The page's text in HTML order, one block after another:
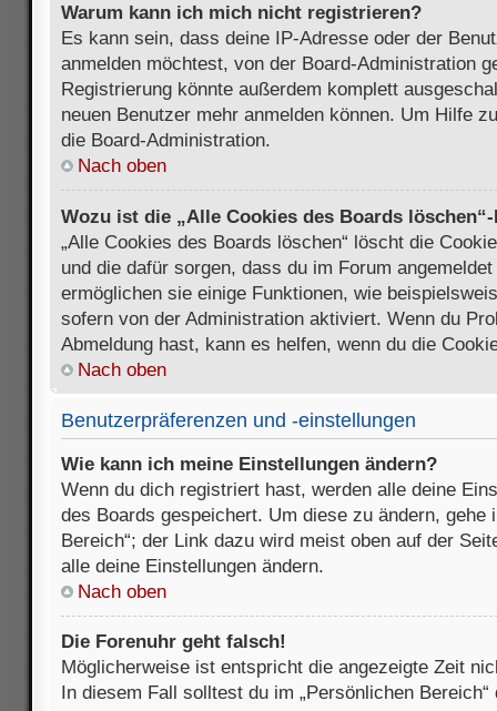
Warum kann ich mich nicht registrieren?
Es kann sein, dass deine IP-Adresse oder der
anmelden möchtest, von der Board-Administration
Registrierung könnte außerdem komplett
neuen Benutzer mehr anmelden können. Um Hilfe
die Board-Administration.
Nach oben
Wozu ist die „Alle Cookies des Boards
„Alle Cookies des Boards löschen“ löscht die
und die dafür sorgen, dass du im Forum
ermöglichen sie einige Funktionen, wie
sofern von der Administration aktiviert. Wenn du
Abmeldung hast, kann es helfen, wenn du die
Nach oben
Benutzerpräferenzen und -einstellungen
Wie kann ich meine Einstellungen ändern?
Wenn du dich registriert hast, werden alle deine
des Boards gespeichert. Um diese zu ändern, gehe
Bereich“; der Link dazu wird meist oben auf der
alle deine Einstellungen ändern.
Nach oben
Die Forenuhr geht falsch!
Möglicherweise ist entspricht die angezeigte Zeit
In diesem Fall solltest du im „Persönlichen